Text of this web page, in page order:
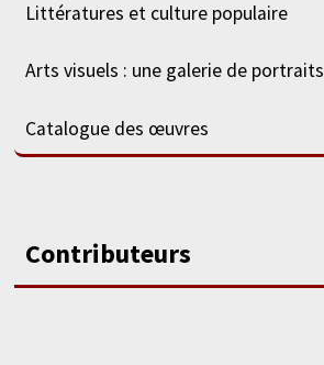
Littératures et culture populaire
Arts visuels : une galerie de portraits
Catalogue des œuvres
Contributeurs